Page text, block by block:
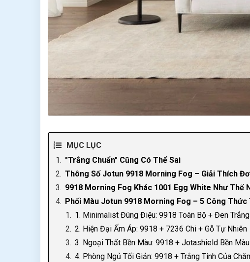
MỤC LỤC
"Trắng Chuẩn" Cũng Có Thể Sai
Thông Số Jotun 9918 Morning Fog – Giải Thích
9918 Morning Fog Khác 1001 Egg White Như Thế
Phối Màu Jotun 9918 Morning Fog – 5 Công Thức
1. Minimalist Đúng Điệu: 9918 Toàn Bộ + Đen Trắng
2. Hiện Đại Ấm Áp: 9918 + 7236 Chi + Gỗ Tự Nhiên
3. Ngoại Thất Bền Màu: 9918 + Jotashield Bền
4. Phòng Ngủ Tối Giản: 9918 + Trắng Tinh Của